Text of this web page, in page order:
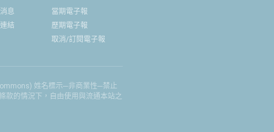
息
結
當期電子報
歷期電子報
取消/訂閱電子報
姓名標示─非商業性─禁止
款的情況下，自由使用與流通本站之